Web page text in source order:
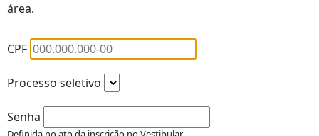
área.
CPF
Processo seletivo
Senha